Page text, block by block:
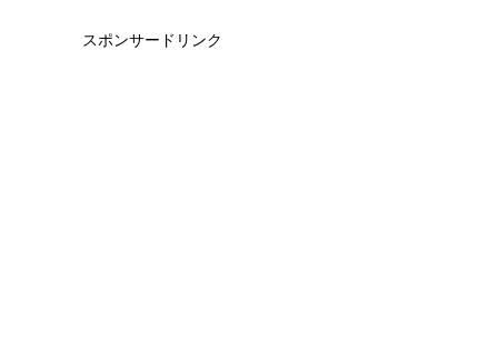
スポンサードリンク